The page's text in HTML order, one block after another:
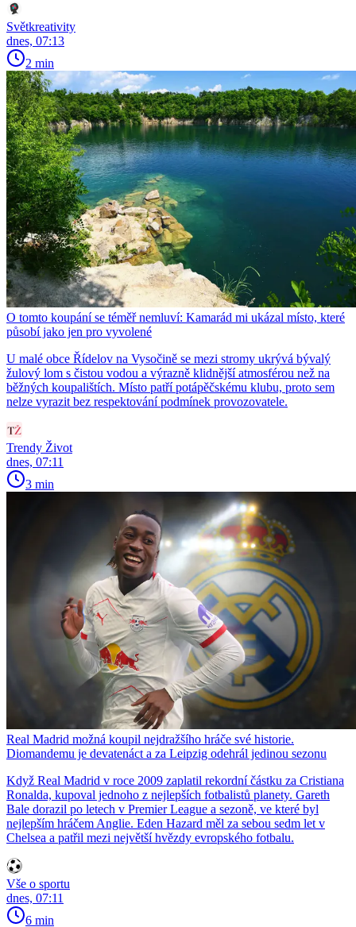
Světkreativity
dnes, 07:13
2 min
O tomto koupání se téměř nemluví: Kamarád mi ukázal místo, které
působí jako jen pro vyvolené
U malé obce Řídelov na Vysočině se mezi stromy ukrývá bývalý
žulový lom s čistou vodou a výrazně klidnější atmosférou než na
běžných koupalištích. Místo patří potápěčskému klubu, proto sem
nelze vyrazit bez respektování podmínek provozovatele.
Trendy Život
dnes, 07:11
3 min
Real Madrid možná koupil nejdražšího hráče své historie.
Diomandemu je devatenáct a za Leipzig odehrál jedinou sezonu
Když Real Madrid v roce 2009 zaplatil rekordní částku za Cristiana
Ronalda, kupoval jednoho z nejlepších fotbalistů planety. Gareth
Bale dorazil po letech v Premier League a sezoně, ve které byl
nejlepším hráčem Anglie. Eden Hazard měl za sebou sedm let v
Chelsea a patřil mezi největší hvězdy evropského fotbalu.
Vše o sportu
dnes, 07:11
6 min